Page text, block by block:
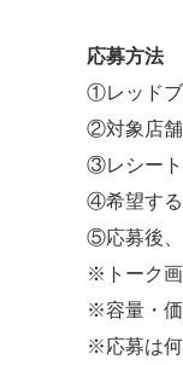
応募方法
①レッドブ
②対象店舗
③レシート
④希望する
⑤応募後、
※トーク画
※容量・価
※応募は何